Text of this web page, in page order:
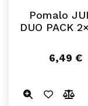
Pomalo
DUO PACK
6,49 €